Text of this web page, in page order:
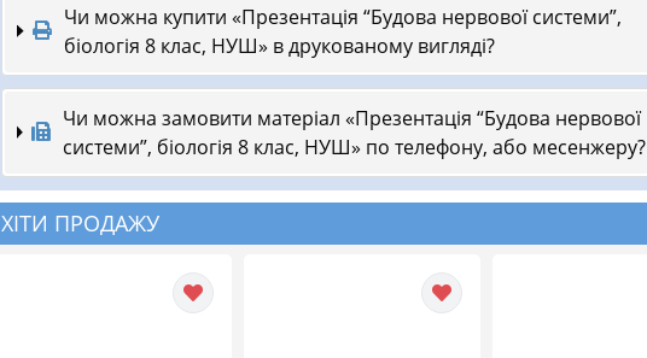
Чи можна купити «Презентація “Будова нервової системи”,
біологія 8 клас, НУШ» в друкованому вигляді?
Чи можна замовити матеріал «Презентація “Будова нервової
системи”, біологія 8 клас, НУШ» по телефону, або месенжеру?
ХІТИ ПРОДАЖУ